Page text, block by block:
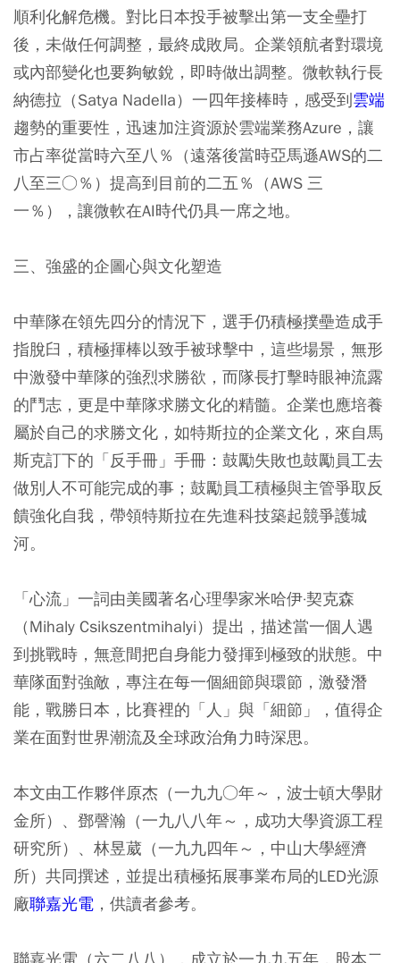
順利化解危機。對比日本投手被擊出第一支全壘打
後，未做任何調整，最終成敗局。企業領航者對環境
或內部變化也要夠敏銳，即時做出調整。微軟執行長
納德拉（Satya Nadella）一四年接棒時，感受到雲端
趨勢的重要性，迅速加注資源於雲端業務Azure，讓
市占率從當時六至八％（遠落後當時亞馬遜AWS的二
八至三○％）提高到目前的二五％（AWS 三
一％），讓微軟在AI時代仍具一席之地。
三、強盛的企圖心與文化塑造
中華隊在領先四分的情況下，選手仍積極撲壘造成手
指脫臼，積極揮棒以致手被球擊中，這些場景，無形
中激發中華隊的強烈求勝欲，而隊長打擊時眼神流露
的鬥志，更是中華隊求勝文化的精髓。企業也應培養
屬於自己的求勝文化，如特斯拉的企業文化，來自馬
斯克訂下的「反手冊」手冊：鼓勵失敗也鼓勵員工去
做別人不可能完成的事；鼓勵員工積極與主管爭取反
饋強化自我，帶領特斯拉在先進科技築起競爭護城
河。
「心流」一詞由美國著名心理學家米哈伊·契克森
（Mihaly Csikszentmihalyi）提出，描述當一個人遇
到挑戰時，無意間把自身能力發揮到極致的狀態。中
華隊面對強敵，專注在每一個細節與環節，激發潛
能，戰勝日本，比賽裡的「人」與「細節」，值得企
業在面對世界潮流及全球政治角力時深思。
本文由工作夥伴原杰（一九九○年～，波士頓大學財
金所）、鄧謦瀚（一九八八年～，成功大學資源工程
研究所）、林昱葳（一九九四年～，中山大學經濟
所）共同撰述，並提出積極拓展事業布局的LED光源
廠聯嘉光電 ，供讀者參考。
聯嘉光電（六二八八），成立於一九九五年，股本二